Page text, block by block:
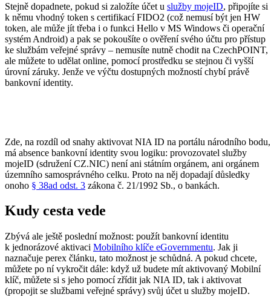
Stejně dopadnete, pokud si založíte účet u služby mojeID, připojíte si
k němu vhodný token s certifikací FIDO2 (což nemusí být jen HW
token, ale může jít třeba i o funkci Hello v MS Windows či operační
systém Android) a pak se pokoušíte o ověření svého účtu pro přístup
ke službám veřejné správy – nemusíte nutně chodit na CzechPOINT,
ale můžete to udělat online, pomocí prostředku se stejnou či vyšší
úrovní záruky. Jenže ve výčtu dostupných možností chybí právě
bankovní identity.
Zde, na rozdíl od snahy aktivovat NIA ID na portálu národního bodu,
má absence bankovní identity svou logiku: provozovatel služby
mojeID (sdružení CZ.NIC) není ani státním orgánem, ani orgánem
územního samosprávného celku. Proto na něj dopadají důsledky
onoho § 38ad odst. 3 zákona č. 21/1992 Sb., o bankách.
Kudy cesta vede
Zbývá ale ještě poslední možnost: použít bankovní identitu
k jednorázové aktivaci Mobilního klíče eGovernmentu. Jak ji
naznačuje perex článku, tato možnost je schůdná. A pokud chcete,
můžete po ní vykročit dále: když už budete mít aktivovaný Mobilní
klíč, můžete si s jeho pomocí zřídit jak NIA ID, tak i aktivovat
(propojit se službami veřejné správy) svůj účet u služby mojeID.